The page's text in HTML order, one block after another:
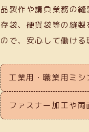
品製作や請負業務の
存袋、硬貨袋等の縫
ので、安心して働ける
工業用・職業用ミシ
ファスナー加工や両